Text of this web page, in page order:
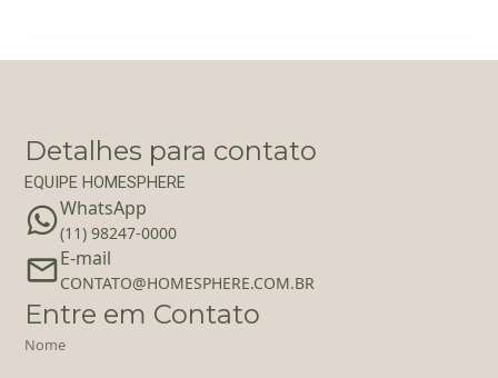
Detalhes para contato
EQUIPE HOMESPHERE
WhatsApp
(11) 98247-0000
E-mail
‪‬CONTATO@HOMESPHERE.COM.BR
Entre em Contato
Nome